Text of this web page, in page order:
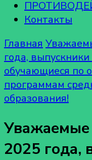
Контакты
Главная
года,
обучающиеся по
программам
образования!
Уважаемые
2025 года,